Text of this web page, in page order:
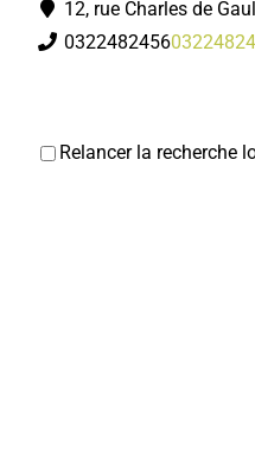
12, rue Charles de
0322482456
Relancer la recherche